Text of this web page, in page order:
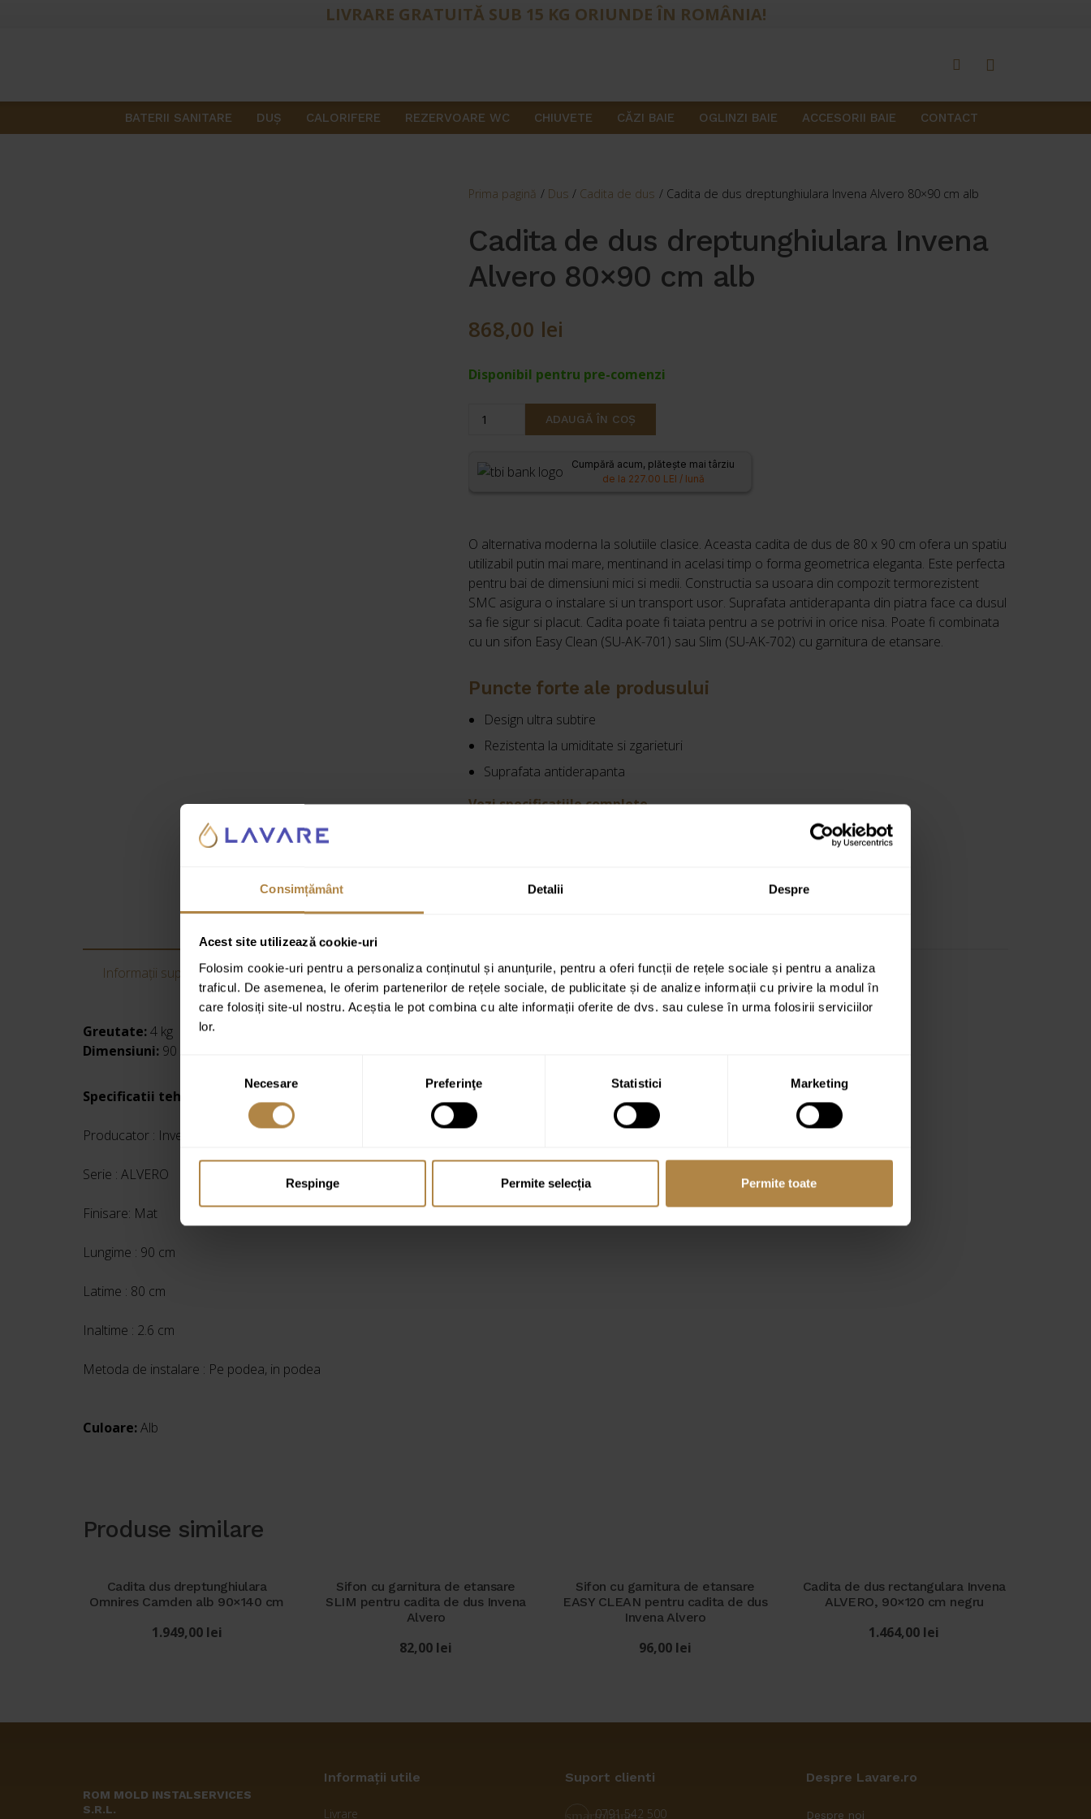
Consimțământ Detalii Despre
Acest site utilizează cookie-uri
Folosim cookie-uri pentru a personaliza conținutul și anunțurile, pentru a oferi funcții de rețele sociale și pentru a analiza
traficul. De asemenea, le oferim partenerilor de rețele sociale, de publicitate și de analize informații cu privire la modul în
care folosiți site-ul nostru. Aceștia le pot combina cu alte informații oferite de dvs. sau culese în urma folosirii serviciilor
lor.
consimțământului
Necesare Preferinţe Statistici Marketing
Respinge Permite selecția Permite toate
LIVRARE GRATUITĂ SUB 15 KG ORIUNDE ÎN ROMÂNIA!
BATERII SANITARE DUŞ CALORIFERE REZERVOARE WC CHIUVETE CĂZI BAIE OGLINZI BAIE ACCESORII BAIE CONTACT
Prima pagină / Dus / Cadita de dus / Cadita de dus dreptunghiulara Invena Alvero 80×90 cm alb
Cadita de dus dreptunghiulara Invena
Alvero 80×90 cm alb
868,00 lei
Disponibil pentru pre-comenzi
Cantitate
dus
80x90
cm
alb
ADAUGĂ ÎN COȘ
Cumpără acum, plătește mai târziu
de la 227.00 LEI / lună
O alternativa moderna la solutiile clasice. Aceasta cadita de dus de 80 x 90 cm ofera un spatiu
utilizabil putin mai mare, mentinand in acelasi timp o forma geometrica eleganta. Este perfecta
pentru bai de dimensiuni mici si medii. Constructia sa usoara din compozit termorezistent
SMC asigura o instalare si un transport usor. Suprafata antiderapanta din piatra face ca dusul
sa fie sigur si placut. Cadita poate fi taiata pentru a se potrivi in orice nisa. Poate fi combinata
cu un sifon Easy Clean (SU-AK-701) sau Slim (SU-AK-702) cu garnitura de etansare.
Puncte forte ale produsului
Design ultra subtire
Rezistenta la umiditate si zgarieturi
Suprafata antiderapanta
Vezi specificațiile complete
Informații suplimentare Recenzii
Greutate:4 kg
Dimensiuni: 90 × 80 × 2,6 cm
Specificatii tehnice:
Producator : Invena
Serie : ALVERO
Finisare: Mat
Lungime : 90 cm
Latime : 80 cm
Inaltime : 2.6 cm
Metoda de instalare : Pe podea, in podea
Culoare:Alb
Produse similare
Cadita dus dreptunghiulara
Omnires Camden alb 90×140 cm
1.949,00 lei
Sifon cu garnitura de etansare
SLIM pentru cadita de dus Invena
Alvero
82,00 lei
Sifon cu garnitura de etansare
EASY CLEAN pentru cadita de dus
Invena Alvero
96,00 lei
Cadita de dus rectangulara Invena
ALVERO, 90×120 cm negru
1.464,00 lei
ROM MOLD INSTALSERVICES
S.R.L.
Informații utile
Livrare
Suport clienti
smartphone
0791 542 500
Despre Lavare.ro
Despre noi